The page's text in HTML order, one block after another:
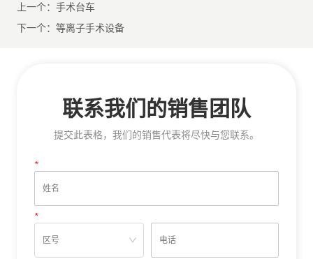
上一个：手术台车
下一个：等离子手术设备
联系我们的销售团队
提交此表格，我们的销售代表将尽快与您联系。
*姓名
*电话